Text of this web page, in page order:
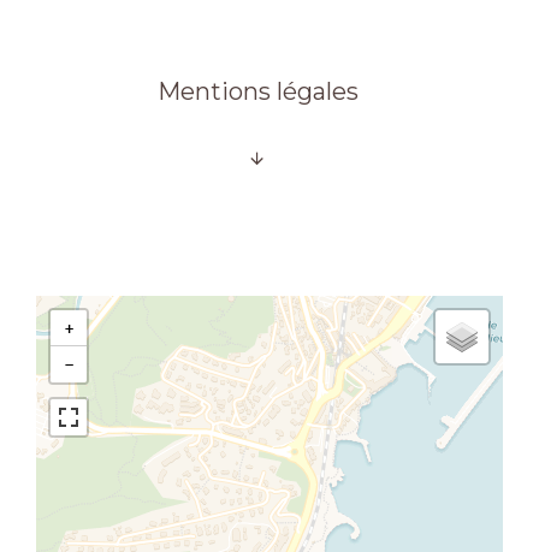
Mentions légales
+
−